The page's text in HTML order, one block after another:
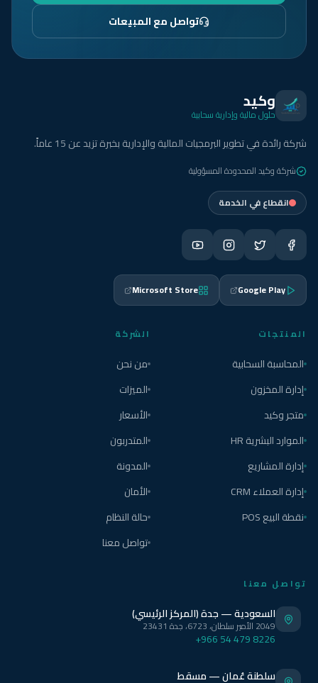
تواصل مع المبيعات
وكيد
حلول مالية وإدارية سحابية
شركة رائدة في تطوير البرمجيات المالية والإدارية بخبرة تزيد عن 15 عاماً.
شركة وكيد المحدودة المسؤولية
انقطاع في الخدمة
Google Play
Microsoft Store
المنتجات
المحاسبة السحابية
إدارة المخزون
متجر وكيد
الموارد البشرية HR
إدارة المشاريع
إدارة العملاء CRM
نقطة البيع POS
الشركة
من نحن
الميزات
الأسعار
المتدربون
المدونة
الأمان
حالة النظام
تواصل معنا
تواصل معنا
السعودية — جدة (المركز الرئيسي)
2049 الأمير سلطان، 6723، جدة 23431
+966 54 479 8226
سلطنة عُمان — مسقط